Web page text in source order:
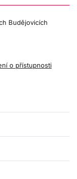
Budějovicích
o přístupnosti